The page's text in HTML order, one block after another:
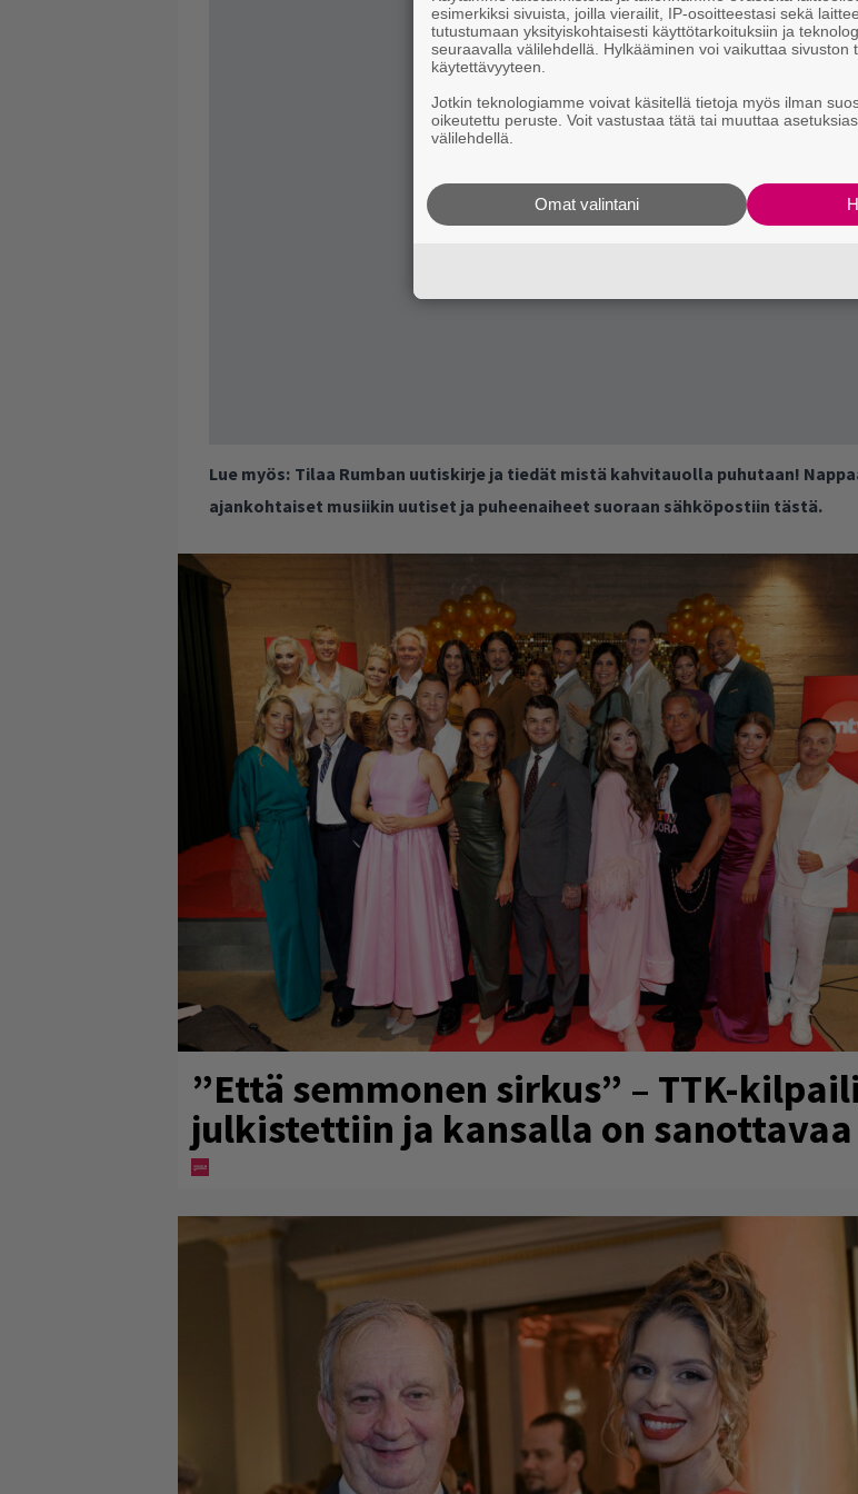
Lue myös: Tilaa Rumban uutiskirje ja tiedät mistä kahvitauolla puhutaan!
ajankohtaiset musiikin uutiset ja puheenaiheet suoraan sähköpostiin tästä.
”Että semmonen sirkus” – TTK-
julkistettiin ja kansalla on sanottavaa
esimerkiksi sivuista, joilla vierailit, IP-osoitteestasi sekä
tutustumaan yksityiskohtaisesti käyttötarkoituksiin ja
seuraavalla välilehdellä. Hylkääminen voi vaikuttaa sivuston
käytettävyyteen.
Jotkin teknologiamme voivat käsitellä tietoja myös ilman
oikeutettu peruste. Voit vastustaa tätä tai muuttaa
välilehdellä.
Omat valintani